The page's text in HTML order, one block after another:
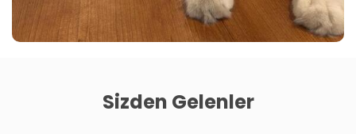
Sizden Gelenler